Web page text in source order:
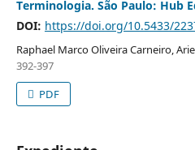
Terminologia. São Paulo: Hub
DOI: https://doi.org/10.5433/
Raphael Marco Oliveira Carneiro,
392-397
PDF